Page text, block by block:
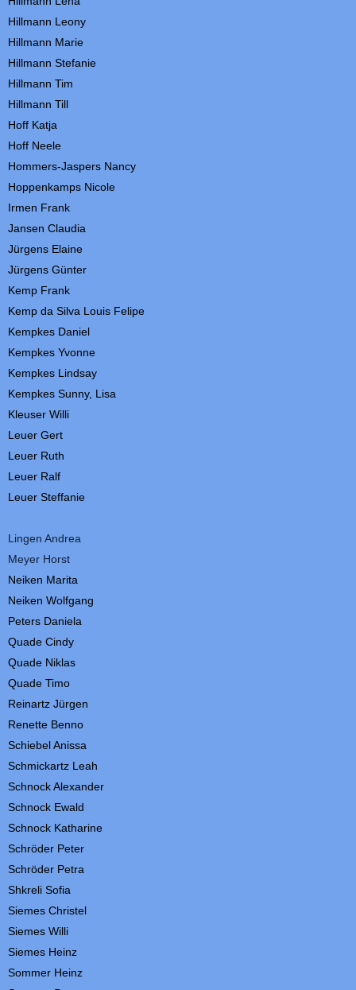
Hillmann Leony
Hillmann Marie
Hillmann Stefanie
Hillmann Tim
Hillmann Till
Hoff Katja
Hoff Neele
Hommers-Jaspers Nancy
Hoppenkamps Nicole
Irmen Frank
Jansen Claudia
Jürgens Elaine
Jürgens Günter
Kemp Frank
Kemp da Silva Louis Felipe
Kempkes Daniel
Kempkes Yvonne
Kempkes Lindsay
Kempkes Sunny, Lisa
Kleuser Willi
Leuer Gert
Leuer Ruth
Leuer Ralf
Leuer Steffanie
Lingen Andrea
Meyer Horst
Neiken Marita
Neiken Wolfgang
Peters Daniela
Quade Cindy
Quade Niklas
Quade Timo
Reinartz Jürgen
Renette Benno
Schiebel Anissa
Schmickartz Leah
Schnock Alexander
Schnock Ewald
Schnock Katharine
Schröder Peter
Schröder Petra
Shkreli Sofia
Siemes Christel
Siemes Willi
Siemes Heinz
Sommer Heinz